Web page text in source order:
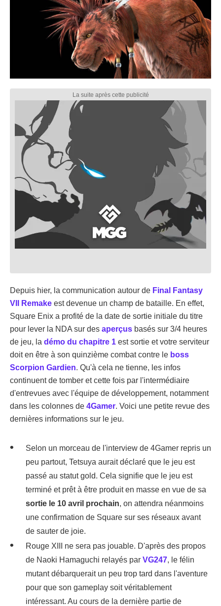
Depuis hier, la communication autour de Final Fantasy
VII Remake est devenue un champ de bataille. En effet,
Square Enix a profité de la date de sortie initiale du titre
pour lever la NDA sur des aperçus basés sur 3/4 heures
de jeu, la démo du chapitre 1 est sortie et votre serviteur
doit en être à son quinzième combat contre le boss
Scorpion Gardien. Qu'à cela ne tienne, les infos
continuent de tomber et cette fois par l'intermédiaire
d'entrevues avec l'équipe de développement, notamment
dans les colonnes de 4Gamer. Voici une petite revue des
dernières informations sur le jeu.
Selon un morceau de l'interview de 4Gamer repris un
peu partout, Tetsuya aurait déclaré que le jeu est
passé au statut gold. Cela signifie que le jeu est
terminé et prêt à être produit en masse en vue de sa
sortie le 10 avril prochain, on attendra néanmoins
une confirmation de Square sur ses réseaux avant
de sauter de joie.
Rouge XIII ne sera pas jouable. D'après des propos
de Naoki Hamaguchi relayés par VG247, le félin
mutant débarquerait un peu trop tard dans l'aventure
pour que son gameplay soit véritablement
intéressant. Au cours de la dernière partie de